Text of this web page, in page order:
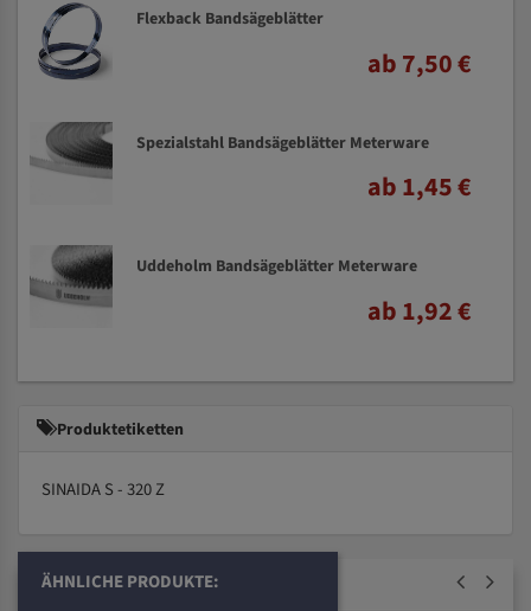
Flexback Bandsägeblätter
ab 7,50 €
Spezialstahl Bandsägeblätter Meterware
ab 1,45 €
Uddeholm Bandsägeblätter Meterware
ab 1,92 €
Produktetiketten
SINAIDA S - 320 Z
ÄHNLICHE PRODUKTE: